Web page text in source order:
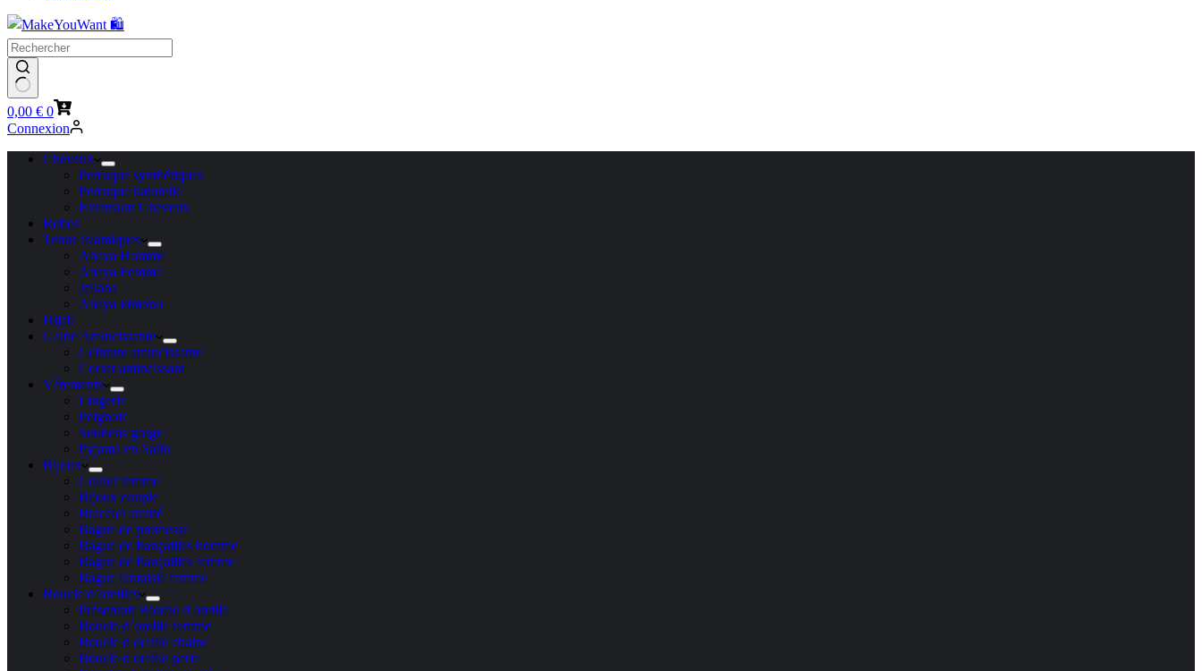
Panier
d’achat
0,00 € 0
Connexion
Cheveux
Perruque synthétiques
Perruque naturelle
Extension Cheveux
Robes
Tenue islamiques
Abaya Homme
Abaya Femme
Jellaba
Abaya kimono
Hijab
Gaine Amincissante
Ceinture amincissante
Corset amincissant
Vêtements
Lingerie
Peignoir
Soutiens gorge
Pyjama en Satin
Bijoux
Collier femme
Bijoux couple
Bracelet amitié
Bague de promesse
Bague de fiançailles homme
Bague de fiançailles femme
Bague fantaisie femme
Boucle d’oreilles
Présentoir Boucle d oreille
Boucle d’oreille femme
Boucle d oreille chaine
Boucle d oreille perle